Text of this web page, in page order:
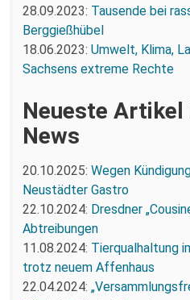
28.09.2023: Tausende bei
Berggießhübel
18.06.2023: Umwelt, Klima,
Sachsens extreme Rechte
Neueste
News
20.10.2025: Wegen
Neustädter Gastro
22.10.2024: Dresdner
Abtreibungen
11.08.2024: Tierqualhaltung
trotz neuem Affenhaus
22.04.2024: